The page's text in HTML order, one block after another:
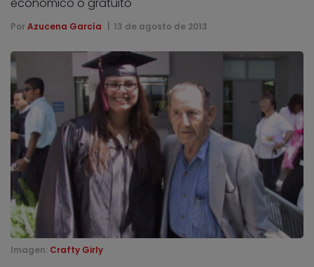
Por Azucena García 13 de agosto de 2013
Imagen: Crafty Girly